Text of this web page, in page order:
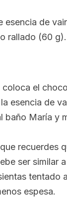
esencia de
rallado (60 g).
coloca el
esencia de
baño María y
recuerdes
ser similar
tentado
espesa.